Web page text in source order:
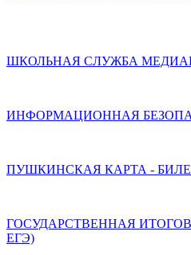
ШКОЛЬНАЯ СЛУЖБА
ИНФОРМАЦИОННАЯ
ПУШКИНСКАЯ КАРТА -
ГОСУДАРСТВЕННАЯ
ЕГЭ)